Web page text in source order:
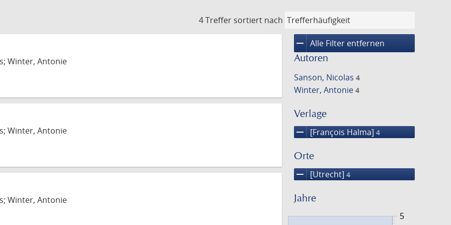
4 Treffer sortiert nach
remove Alle Filter entfernen
Autoren
Sanson, Nicolas 4
Winter, Antonie 4
Verlage
remove [François Halma] 4
Orte
remove [Utrecht] 4
Jahre
5
Winter, Antonie
Winter, Antonie
Winter, Antonie